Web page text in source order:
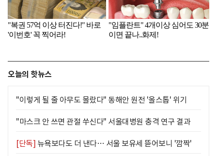
오늘의 핫뉴스
"이렇게 될 줄 아무도 몰랐다" 동해안 원전 '올스톱' 위기
"마스크 안 쓰면 관절 쑤신다" 서울대병원 충격 연구 결과
[단독] 뉴욕보다도 더 낸다… 서울 보유세 뜯어보니 '깜짝'